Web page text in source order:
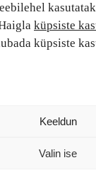
küpsiste
küpsiste
Keeldun
Valin ise
ja õigused
ja kohustused